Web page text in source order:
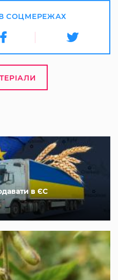
СОЦМЕРЕЖАХ
в ЄС